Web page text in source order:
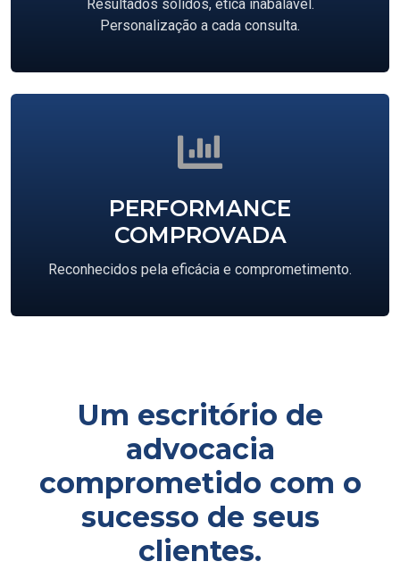
Resultados sólidos, ética inabalável.
Personalização a cada consulta.
PERFORMANCE
COMPROVADA
Reconhecidos pela eficácia e comprometimento.
Um escritório de
advocacia
comprometido com o
sucesso de seus
clientes.